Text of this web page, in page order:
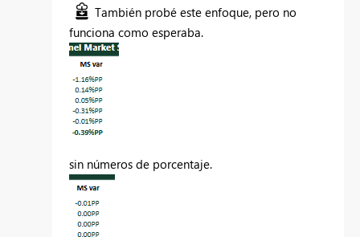
También probé este enfoque, pero no
funciona como esperaba.
sin números de porcentaje.